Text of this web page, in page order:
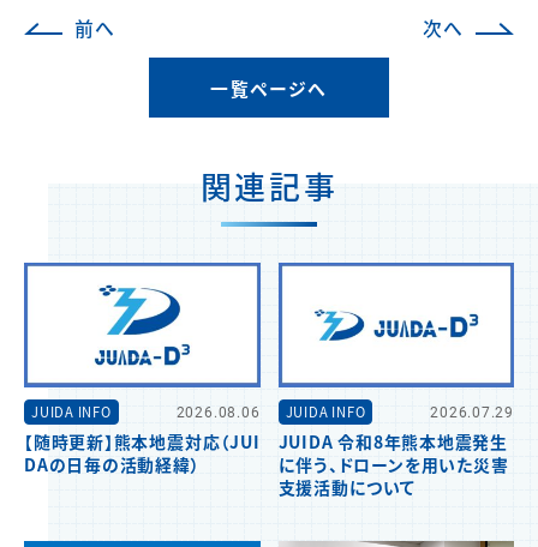
前へ 次へ
一覧ページへ
関連記事
JUIDA INFO 2026.08.06
【随時更新】熊本地震対応（JUI
DAの日毎の活動経緯）
JUIDA INFO 2026.07.29
JUIDA 令和8年熊本地震発生
に伴う、ドローンを用いた災害
支援活動について